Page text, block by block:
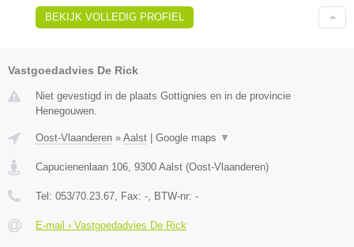
BEKIJK VOLLEDIG PROFIEL
Vastgoedadvies De Rick
Niet gevestigd in de plaats Gottignies en in de provincie
Henegouwen.
Oost-Vlaanderen » Aalst Google maps ▼
Capucienenlaan 106 9300 Aalst (Oost-Vlaanderen)
Tel: 053/70.23.67 , Fax: - , BTW-nr: -
E-mail › Vastgoedadvies De Rick